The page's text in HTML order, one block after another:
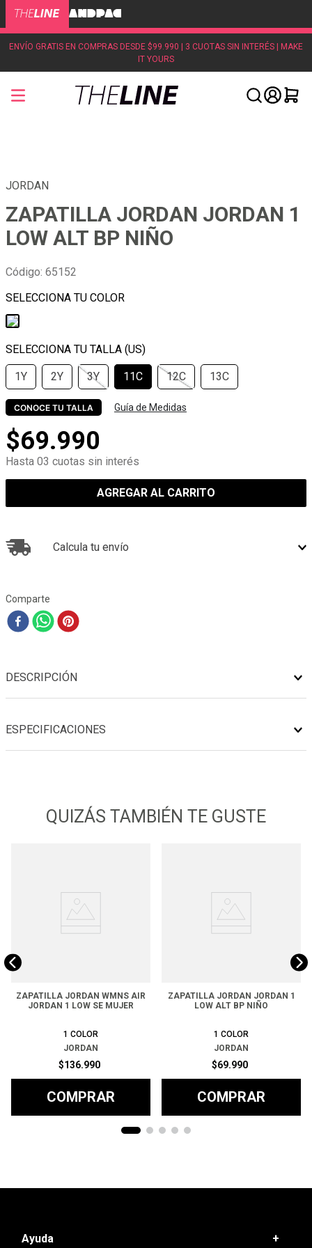
ENVÍO GRATIS EN COMPRAS DESDE $99.990 | 3 CUOTAS SIN INTERÉS | MAKE
IT YOURS
JORDAN
ZAPATILLA JORDAN JORDAN 1
LOW ALT BP NIÑO
Código: 65152
1Y 2Y 3Y 11C 12C 13C
CONOCE TU TALLA Guía de Medidas
$69.990
Hasta 03 cuotas sin interés
AGREGAR AL CARRITO
Calcula tu envío
Comparte
DESCRIPCIÓN
ESPECIFICACIONES
QUIZÁS TAMBIÉN TE GUSTE
ZAPATILLA JORDAN WMNS AIR
JORDAN 1 LOW SE MUJER
1 COLOR
JORDAN
$136.990
COMPRAR
ZAPATILLA JORDAN JORDAN 1
LOW ALT BP NIÑO
1 COLOR
JORDAN
$69.990
COMPRAR
Ayuda +